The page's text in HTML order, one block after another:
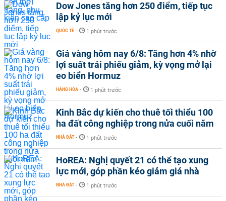
Dow Jones tăng hơn 250 điểm, tiếp tục
lập kỷ lục mới
QUỐC TẾ - 1 phút trước
Giá vàng hôm nay 6/8: Tăng hơn 4% nhờ
lợi suất trái phiếu giảm, kỳ vọng mở lại
eo biển Hormuz
HÀNG HÓA - 1 phút trước
Kinh Bắc dự kiến cho thuê tối thiểu 100
ha đất công nghiệp trong nửa cuối năm
NHÀ ĐẤT - 1 phút trước
HoREA: Nghị quyết 21 có thể tạo xung
lực mới, góp phần kéo giảm giá nhà
NHÀ ĐẤT - 1 phút trước